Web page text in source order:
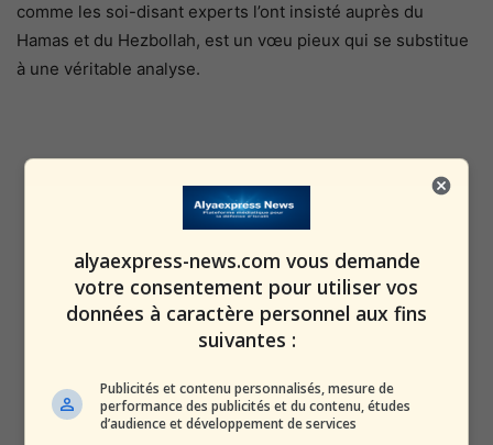
comme les soi-disant experts l’ont insisté auprès du
Hamas et du Hezbollah, est un vœu pieux qui se substitue
à une véritable analyse.
alyaexpress-news.com vous demande
votre consentement pour utiliser vos
données à caractère personnel aux fins
suivantes :
Publicités et contenu personnalisés, mesure de
performance des publicités et du contenu, études
d’audience et développement de services